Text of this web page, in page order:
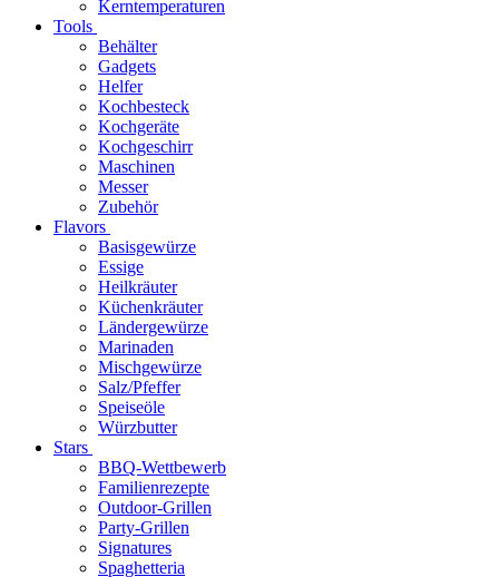
Kerntemperaturen
Tools
Behälter
Gadgets
Helfer
Kochbesteck
Kochgeräte
Kochgeschirr
Maschinen
Messer
Zubehör
Flavors
Basisgewürze
Essige
Heilkräuter
Küchenkräuter
Ländergewürze
Marinaden
Mischgewürze
Salz/Pfeffer
Speiseöle
Würzbutter
Stars
BBQ-Wettbewerb
Familienrezepte
Outdoor-Grillen
Party-Grillen
Signatures
Spaghetteria